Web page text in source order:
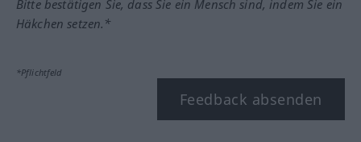
Bitte bestätigen Sie, dass Sie ein Mensch sind, indem Sie ein
Häkchen setzen.*
*Pflichtfeld
Feedback absenden